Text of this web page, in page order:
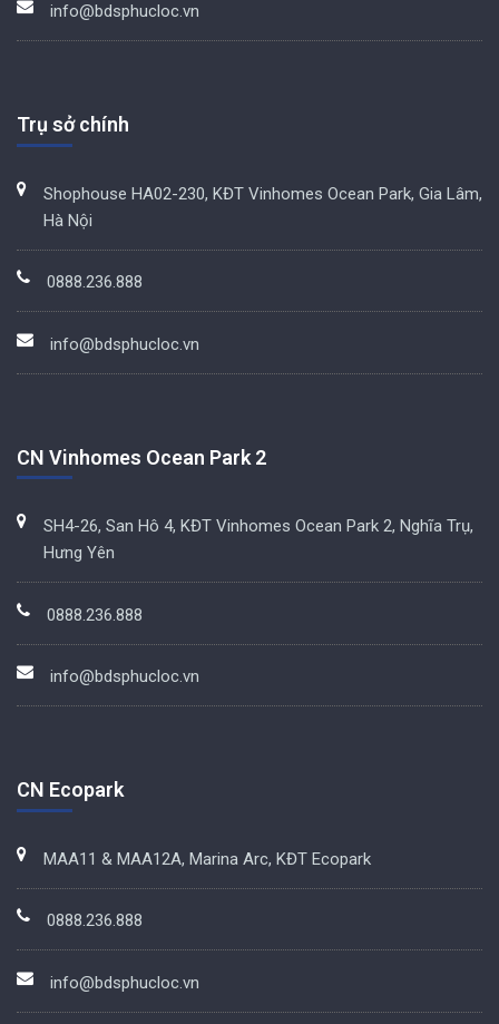
info@bdsphucloc.vn
Trụ sở chính
Shophouse HA02-230, KĐT Vinhomes Ocean Park, Gia Lâm,
Hà Nội
0888.236.888
info@bdsphucloc.vn
CN Vinhomes Ocean Park 2
SH4-26, San Hô 4, KĐT Vinhomes Ocean Park 2, Nghĩa Trụ,
Hưng Yên
0888.236.888
info@bdsphucloc.vn
CN Ecopark
MAA11 & MAA12A, Marina Arc, KĐT Ecopark
0888.236.888
info@bdsphucloc.vn